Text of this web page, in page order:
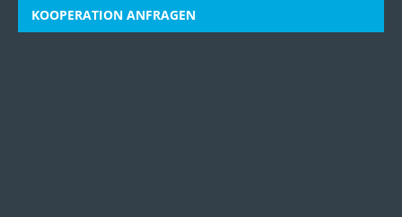
KOOPERATION ANFRAGEN